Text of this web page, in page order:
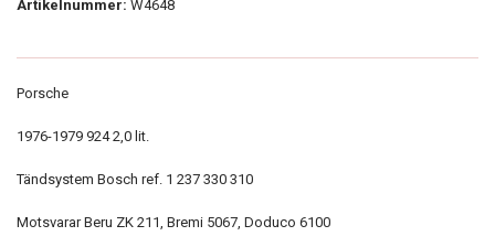
Artikelnummer: W4648
Porsche
1976-1979 924 2,0 lit.
Tändsystem Bosch ref. 1 237 330 310
Motsvarar Beru ZK 211, Bremi 5067, Doduco 6100